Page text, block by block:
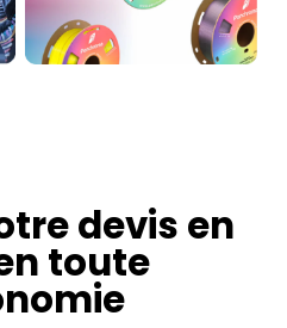
devis en
toute